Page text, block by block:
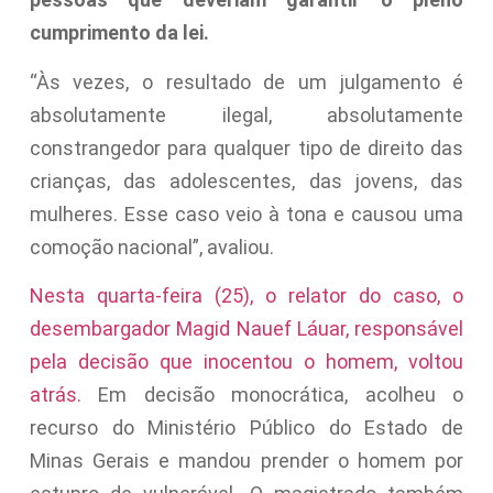
cumprimento da lei.
“Às vezes, o resultado de um julgamento é
absolutamente ilegal, absolutamente
constrangedor para qualquer tipo de direito das
crianças, das adolescentes, das jovens, das
mulheres. Esse caso veio à tona e causou uma
comoção nacional”, avaliou.
Nesta quarta-feira (25), o relator do caso, o
desembargador Magid Nauef Láuar, responsável
pela decisão que inocentou o homem, voltou
atrás. Em decisão monocrática, acolheu o
recurso do Ministério Público do Estado de
Minas Gerais e mandou prender o homem por